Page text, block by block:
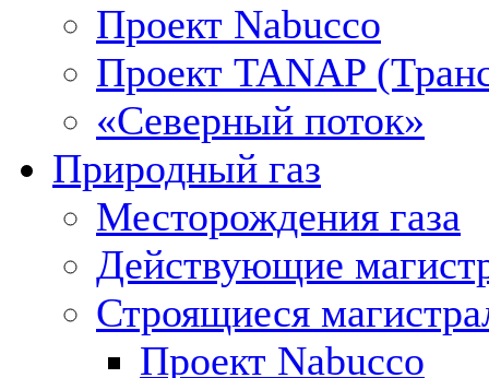
Проект Nabucco
Проект TANAP
«Северный поток»
Природный газ
Месторождения газа
Действующие
Строящиеся
Проект Nabucco